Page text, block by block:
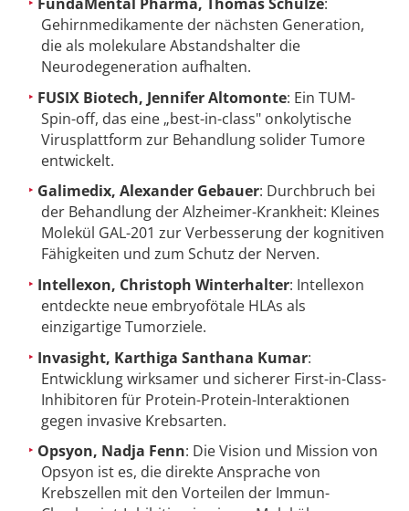
Gehirnmedikamente der nächsten Generation,
die als molekulare Abstandshalter die
Neurodegeneration aufhalten.
FUSIX Biotech, Jennifer Altomonte: Ein TUM-
Spin-off, das eine „best-in-class" onkolytische
Virusplattform zur Behandlung solider Tumore
entwickelt.
Galimedix, Alexander Gebauer: Durchbruch bei
der Behandlung der Alzheimer-Krankheit: Kleines
Molekül GAL-201 zur Verbesserung der kognitiven
Fähigkeiten und zum Schutz der Nerven.
Intellexon, Christoph Winterhalter: Intellexon
entdeckte neue embryofötale HLAs als
einzigartige Tumorziele.
Invasight, Karthiga Santhana Kumar:
Entwicklung wirksamer und sicherer First-in-Class-
Inhibitoren für Protein-Protein-Interaktionen
gegen invasive Krebsarten.
Opsyon, Nadja Fenn: Die Vision und Mission von
Opsyon ist es, die direkte Ansprache von
Krebszellen mit den Vorteilen der Immun-